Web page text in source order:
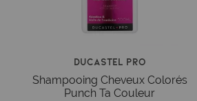
Ducastel Pro
Shampooing Cheveux Colorés
Punch Ta Couleur